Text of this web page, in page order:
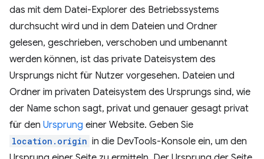
das mit dem Datei-Explorer des Betriebssystems
durchsucht wird und in dem Dateien und Ordner
gelesen, geschrieben, verschoben und umbenannt
werden können, ist das private Dateisystem des
Ursprungs nicht für Nutzer vorgesehen. Dateien und
Ordner im privaten Dateisystem des Ursprungs sind, wie
der Name schon sagt, privat und genauer gesagt privat
für den Ursprung einer Website. Geben Sie
location.origin in die DevTools-Konsole ein, um den